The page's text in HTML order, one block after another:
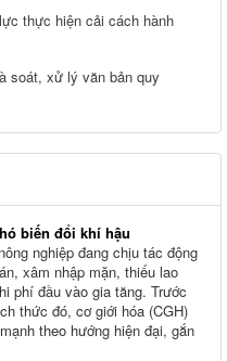
thực hiện cải cách hành
soát, xử lý văn bản quy
biến đổi khí hậu
nghiệp đang chịu tác động
xâm nhập mặn, thiếu lao
phí đầu vào gia tăng. Trước
thức đó, cơ giới hóa (CGH)
theo hướng hiện đại, gắn